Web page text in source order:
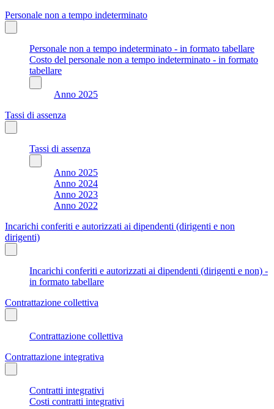
Personale non a tempo indeterminato
Personale non a tempo indeterminato - in formato tabellare
Costo del personale non a tempo indeterminato - in formato
tabellare
Anno 2025
Tassi di assenza
Tassi di assenza
Anno 2025
Anno 2024
Anno 2023
Anno 2022
Incarichi conferiti e autorizzati ai dipendenti (dirigenti e non
dirigenti)
Incarichi conferiti e autorizzati ai dipendenti (dirigenti e non) -
in formato tabellare
Contrattazione collettiva
Contrattazione collettiva
Contrattazione integrativa
Contratti integrativi
Costi contratti integrativi